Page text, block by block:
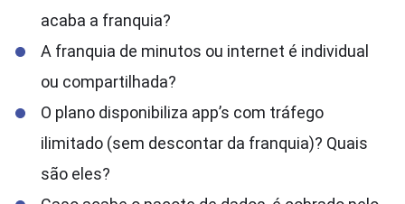
acaba a franquia?
A franquia de minutos ou internet é individual
ou compartilhada?
O plano disponibiliza app’s com tráfego
ilimitado (sem descontar da franquia)? Quais
são eles?